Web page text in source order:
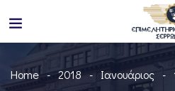
Home 2018 Ιανουάριος